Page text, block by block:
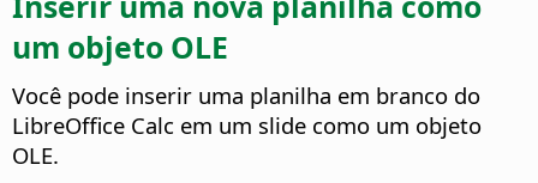
um objeto OLE
Você pode inserir uma planilha em branco do
LibreOffice Calc em um slide como um objeto
OLE.